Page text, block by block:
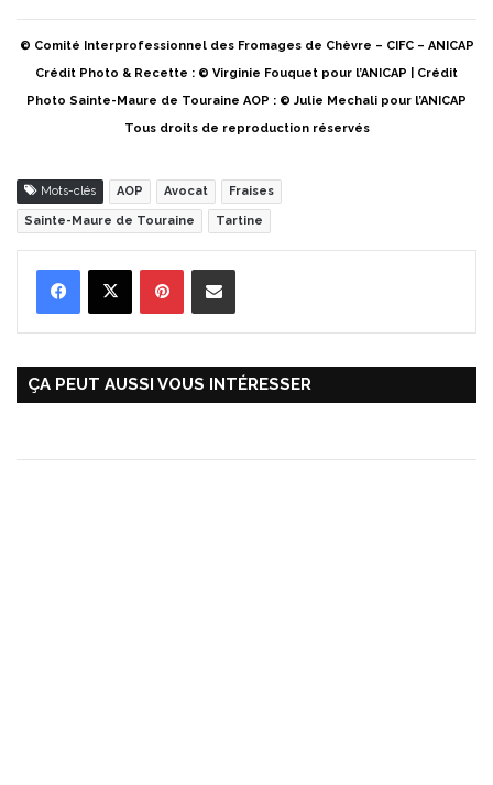
© Comité Interprofessionnel des Fromages de Chèvre – CIFC – ANICAP
Crédit Photo & Recette : © Virginie Fouquet pour l’ANICAP | Crédit
Photo Sainte-Maure de Touraine AOP : © Julie Mechali pour l’ANICAP
Tous droits de reproduction réservés
Mots-clés AOP Avocat Fraises
Sainte-Maure de Touraine Tartine
ÇA PEUT AUSSI VOUS INTÉRESSER